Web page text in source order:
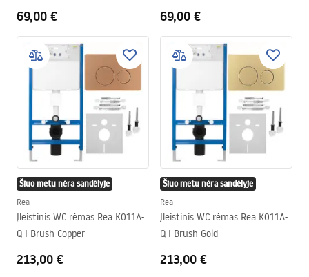
69,00 € 69,00 €
Šiuo metu nėra sandėlyje
Rea
Įleistinis WC rėmas Rea K011A-
Q I Brush Copper
213,00 €
Šiuo metu nėra sandėlyje
Rea
Įleistinis WC rėmas Rea K011A-
Q I Brush Gold
213,00 €